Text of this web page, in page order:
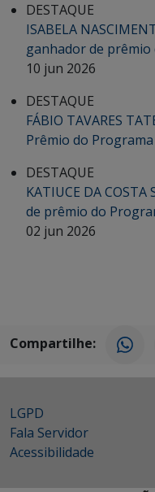
DESTAQUE
ISABELA
ganhador de
10 jun 2026
DESTAQUE
FÁBIO TAVARES
Prêmio do
DESTAQUE
KATIUCE DA
de prêmio do
02 jun 2026
Compartilhe:
LGPD
Fala Servidor
Acessibilidade